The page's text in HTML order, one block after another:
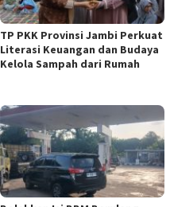
TP PKK Provinsi Jambi Perkuat
Literasi Keuangan dan Budaya
Kelola Sampah dari Rumah